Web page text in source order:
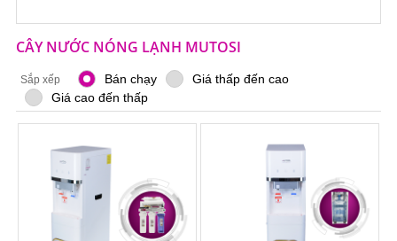
CÂY NƯỚC NÓNG LẠNH MUTOSI
Sắp xếp Bán chạy
Giá thấp đến cao
Giá cao đến thấp